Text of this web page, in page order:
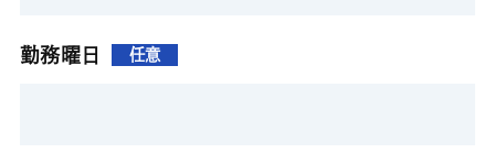
勤務曜日 任意